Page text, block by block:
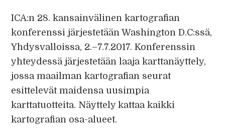
ICA:n 28. kansainvälinen kartografian
konferenssi järjestetään Washington D.C:ssä,
Yhdysvalloissa, 2.–7.7.2017. Konferenssin
yhteydessä järjestetään laaja karttanäyttely,
jossa maailman kartografian seurat
esittelevät maidensa uusimpia
karttatuotteita. Näyttely kattaa kaikki
kartografian osa-alueet.